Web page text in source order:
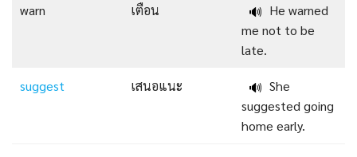
warn เตือน 🔊 He warned
me not to be
late.
suggest เสนอแนะ 🔊 She
suggested going
home early.